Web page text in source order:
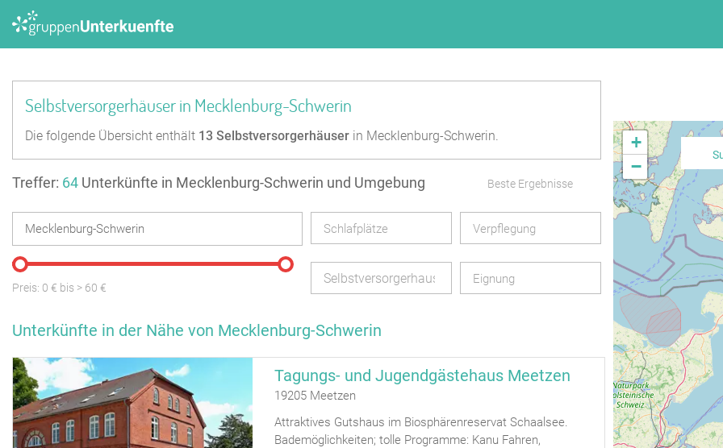
Selbstversorgerhäuser in Mecklenburg-Schwerin
Die folgende Übersicht enthält 13 Selbstversorgerhäuser in Mecklenburg-Schwerin.
Treffer: 64 Unterkünfte in Mecklenburg-Schwerin und Umgebung Beste Ergebnisse
Schlafplätze Verpflegung
Preis: 0 € bis > 60 €
Selbstversorgerhaus Eignung
Unterkünfte in der Nähe von Mecklenburg-Schwerin
Tagungs- und Jugendgästehaus Meetzen
19205 Meetzen
Attraktives Gutshaus im Biosphärenreservat Schaalsee.
Bademöglichkeiten; tolle Programme: Kanu Fahren,
+
−